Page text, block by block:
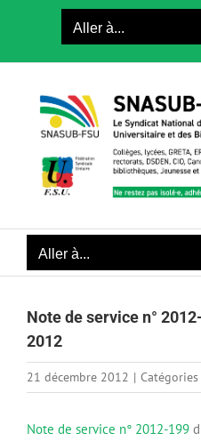
Aller à...
Aller à...
Note de service n°
2012
21 décembre 2012 | Catégories
Note de service n° 2012-199